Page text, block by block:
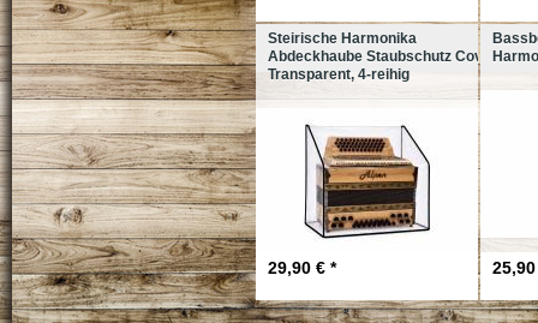
Steirische Harmonika
Abdeckhaube Staubschutz Cover
Transparent, 4-reihig
29,90 € *